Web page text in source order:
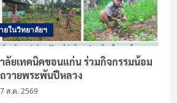
ยในวิทยาลัยฯ
ลัยเทคนิคขอนแก่น ร่วมกิจกรรมน้อม
วายพระพันปีหลวง
7 ส.ค. 2569